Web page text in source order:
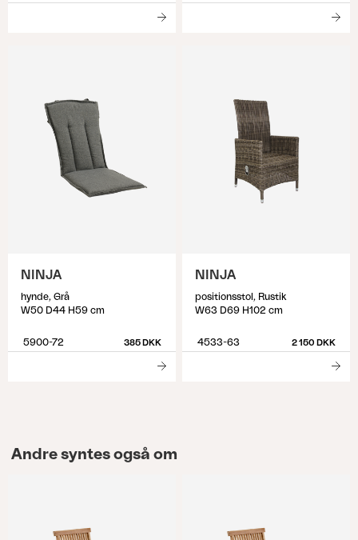
NINJA
hynde, Grå
W50 D44 H59 cm
5900-72 385 DKK
NINJA
positionsstol, Rustik
W63 D69 H102 cm
4533-63 2 150 DKK
Andre syntes også om